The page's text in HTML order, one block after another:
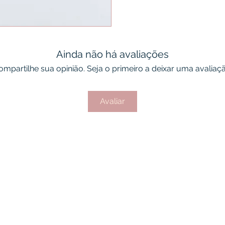
Ainda não há avaliações
sua opinião. Seja o primeiro a deixar uma
Avaliar